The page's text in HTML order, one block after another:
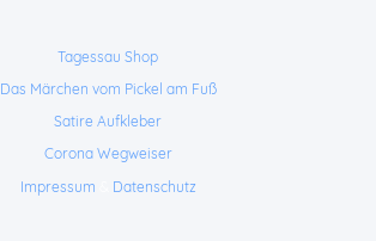
Tagessau Shop
Das Märchen vom Pickel am Fuß
Satire Aufkleber
Corona Wegweiser
Impressum
Datenschutz